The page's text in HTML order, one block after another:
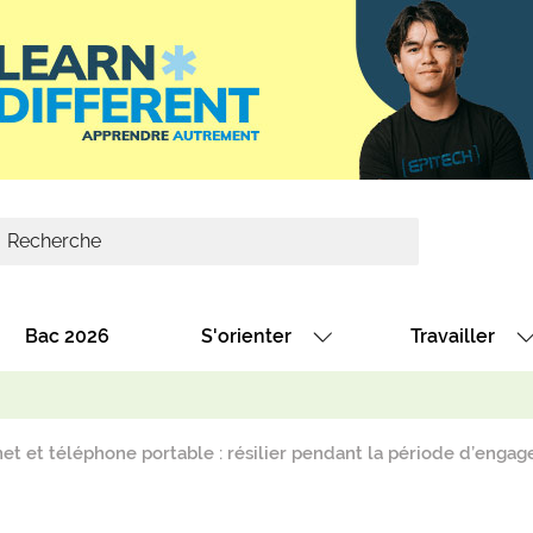
Bac 2026 S'orienter Travailler
et téléphone portable : résilier pendant la période